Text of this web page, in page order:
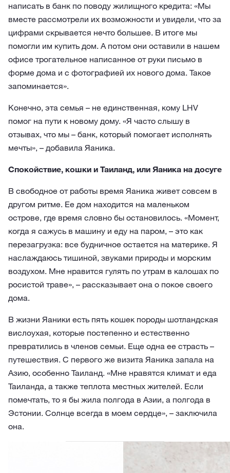
написать в банк по поводу жилищного кредита: «Мы
вместе рассмотрели их возможности и увидели, что за
цифрами скрывается нечто большее. В итоге мы
помогли им купить дом. А потом они оставили в нашем
офисе трогательное написанное от руки письмо в
форме дома и с фотографией их нового дома. Такое
запоминается».
Конечно, эта семья – не единственная, кому LHV
помог на пути к новому дому. «Я часто слышу в
отзывах, что мы – банк, который помогает исполнять
мечты», – добавила Яаника.
Спокойствие, кошки и Таиланд, или Яаника на досуге
В свободное от работы время Яаника живет совсем в
другом ритме. Ее дом находится на маленьком
острове, где время словно бы остановилось. «Момент,
когда я сажусь в машину и еду на паром, – это как
перезагрузка: все будничное остается на материке. Я
наслаждаюсь тишиной, звуками природы и морским
воздухом. Мне нравится гулять по утрам в калошах по
росистой траве», – рассказывает она о покое своего
дома.
В жизни Яаники есть пять кошек породы шотландская
вислоухая, которые постепенно и естественно
превратились в членов семьи. Еще одна ее страсть –
путешествия. С первого же визита Яаника запала на
Азию, особенно Таиланд. «Мне нравятся климат и еда
Таиланда, а также теплота местных жителей. Если
помечтать, то я бы жила полгода в Азии, а полгода в
Эстонии. Солнце всегда в моем сердце», – заключила
она.